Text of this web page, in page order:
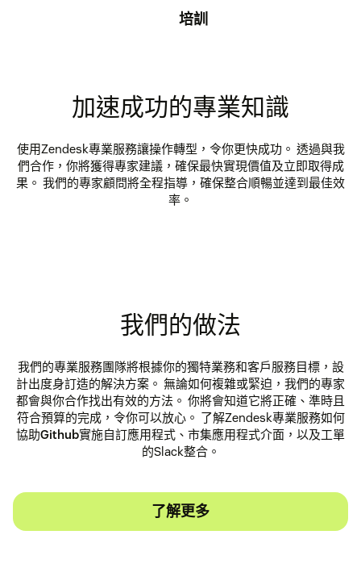
培訓
加速成功的專業知識
使用Zendesk專業服務讓操作轉型，令你更快成功。 透過與我
們合作，你將獲得專家建議，確保最快實現價值及立即取得成
果。 我們的專家顧問將全程指導，確保整合順暢並達到最佳效
率。
我們的做法
我們的專業服務團隊將根據你的獨特業務和客戶服務目標，設
計出度身訂造的解決方案。 無論如何複雜或緊迫，我們的專家
都會與你合作找出有效的方法。 你將會知道它將正確、準時且
符合預算的完成，令你可以放心。 了解Zendesk專業服務如何
協助Github實施自訂應用程式、市集應用程式介面，以及工單
的Slack整合。
了解更多